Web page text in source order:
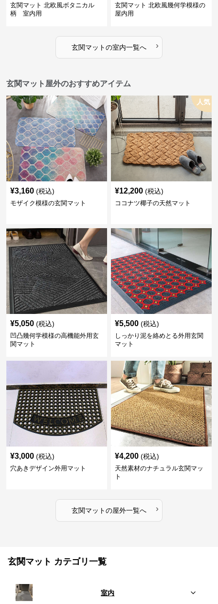
玄関マット 北欧風ボタニカル
柄 室内用
玄関マット 北欧風幾何学模様の
屋内用
玄関マットの室内一覧へ ›
玄関マット屋外のおすすめアイテム
¥3,160 (税込)
モザイク模様の玄関マット
人気
¥12,200 (税込)
ココナツ椰子の天然マット
¥5,050 (税込)
凹凸幾何学模様の高機能外用玄
関マット
¥5,500 (税込)
しっかり泥を絡めとる外用玄関
マット
¥3,000 (税込)
穴あきデザイン外用マット
¥4,200 (税込)
天然素材のナチュラル玄関マッ
ト
玄関マットの屋外一覧へ ›
玄関マット カテゴリ一覧
室内